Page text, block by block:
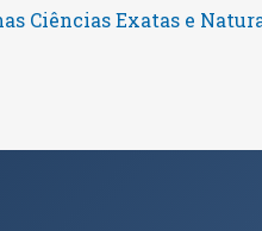
Ciências Exatas e